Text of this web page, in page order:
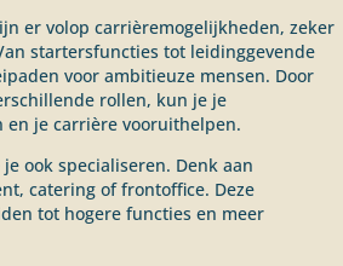
er volop carrièremogelijkheden, zeker
startersfuncties tot leidinggevende
voor ambitieuze mensen. Door
rollen, kun je je
je carrière vooruithelpen.
ook specialiseren. Denk aan
catering of frontoffice. Deze
tot hogere functies en meer